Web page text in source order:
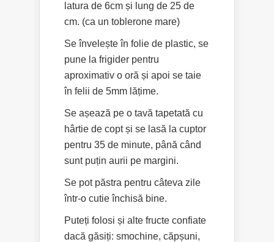
latura de 6cm și lung de 25 de
cm. (ca un toblerone mare)
Se învelește în folie de plastic, se
pune la frigider pentru
aproximativ o oră și apoi se taie
în felii de 5mm lățime.
Se așează pe o tavă tapetată cu
hârtie de copt și se lasă la cuptor
pentru 35 de minute, până când
sunt puțin aurii pe margini.
Se pot păstra pentru câteva zile
într-o cutie închisă bine.
Puteți folosi și alte fructe confiate
dacă găsiți: smochine, căpșuni,